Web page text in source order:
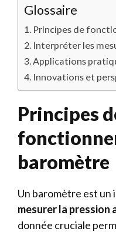
Glossaire
Principes de
Interpréter les
Applications
Innovations et
Principes
baromètre
Un baromètre est
mesurer la pression
donnée cruciale